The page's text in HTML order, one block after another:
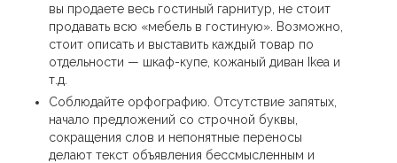
вы продаете весь гостиный гарнитур, не стоит
продавать всю «мебель в гостиную». Возможно,
стоит описать и выставить каждый товар по
отдельности — шкаф-купе, кожаный диван Ikea и
т.д.
Соблюдайте орфографию. Отсутствие запятых,
начало предложений со строчной буквы,
сокращения слов и непонятные переносы
делают текст объявления бессмысленным и